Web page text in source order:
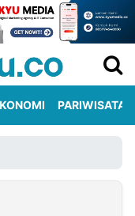
PARIWISATA